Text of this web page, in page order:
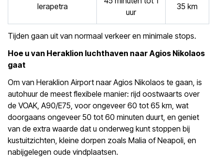
Ierapetra
uur
35 km
Tijden gaan uit van normaal verkeer en minimale stops.
Hoe u van Heraklion luchthaven naar Agios Nikolaos
gaat
Om van Heraklion Airport naar Agios Nikolaos te gaan, is
autohuur de meest flexibele manier: rijd oostwaarts over
de VOAK, A90/E75, voor ongeveer 60 tot 65 km, wat
doorgaans ongeveer 50 tot 60 minuten duurt, en geniet
van de extra waarde dat u onderweg kunt stoppen bij
kustuitzichten, kleine dorpen zoals Malia of Neapoli, en
nabijgelegen oude vindplaatsen.